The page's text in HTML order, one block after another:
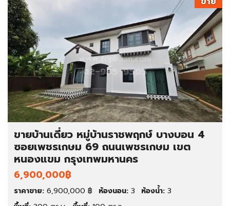
ขายบ้านเดี่ยว หมู่บ้านราชพฤกษ์ บางบอน 4
ซอยเพชรเกษม 69 ถนนเพชรเกษม เขต
หนองแขม กรุงเทพมหานคร
6,900,000฿
ราคาขาย: 6,900,000 ฿ ห้องนอน: 3 ห้องน้ำ: 3